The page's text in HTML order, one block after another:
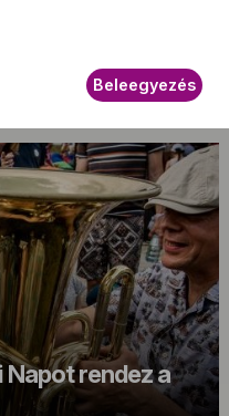
rendez a
Beleegyezés